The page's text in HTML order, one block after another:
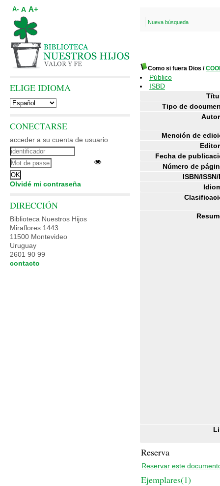
Nueva búsqueda
Como si fuera Dios /
Público
ISBD
Tipo de
Mención de
Fecha de
Número de
ISBN/
Reserva
Reservar este
Ejemplares(1)
A- A A+
ELIGE IDIOMA
CONECTARSE
acceder a su cuenta de usuario
Olvidé mi contraseña
DIRECCIÓN
Biblioteca Nuestros Hijos
Miraflores 1443
11500 Montevideo
Uruguay
2601 90 99
contacto